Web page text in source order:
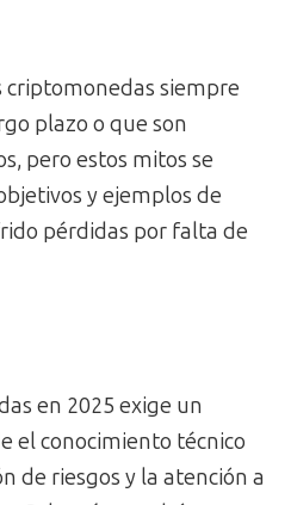
criptomonedas siempre
plazo o que son
pero estos mitos se
y ejemplos de
pérdidas por falta de
en 2025 exige un
el conocimiento técnico
de riesgos y la atención a